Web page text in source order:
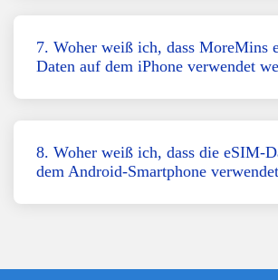
7. Woher weiß ich, dass MoreMins
Daten auf dem iPhone verwendet
8. Woher weiß ich, dass die eSIM-
dem Android-Smartphone